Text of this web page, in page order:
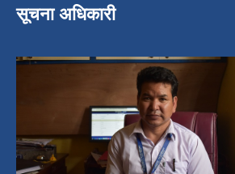
सूचना अधिकारी